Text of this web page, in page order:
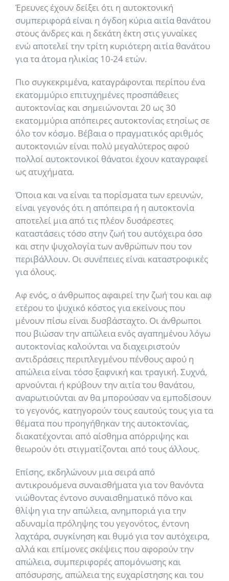
Έρευνες έχουν δείξει ότι η αυτοκτονική
συμπεριφορά είναι η όγδοη κύρια αιτία θανάτου
στους άνδρες και η δεκάτη έκτη στις γυναίκες
ενώ αποτελεί την τρίτη κυριότερη αιτία θανάτου
για τα άτομα ηλικίας 10-24 ετών.
Πιο συγκεκριμένα, καταγράφονται περίπου ένα
εκατομμύριο επιτυχημένες προσπάθειες
αυτοκτονίας και σημειώνονται 20 ως 30
εκατομμύρια απόπειρες αυτοκτονίας ετησίως σε
όλο τον κόσμο. Βέβαια ο πραγματικός αριθμός
αυτοκτονιών είναι πολύ μεγαλύτερος αφού
πολλοί αυτοκτονικοί θάνατοι έχουν καταγραφεί
ως ατυχήματα.
Όποια και να είναι τα πορίσματα των ερευνών,
είναι γεγονός ότι η απόπειρα ή η αυτοκτονία
αποτελεί μια από τις πλέον δυσάρεστες
καταστάσεις τόσο στην ζωή του αυτόχειρα όσο
και στην ψυχολογία των ανθρώπων που τον
περιβάλλουν. Οι συνέπειες είναι καταστροφικές
για όλους.
Αφ ενός, ο άνθρωπος αφαιρεί την ζωή του και αφ
ετέρου το ψυχικό κόστος για εκείνους που
μένουν πίσω είναι δυσβάσταχτο. Οι άνθρωποι
που βιώσαν την απώλεια ενός αγαπημένου λόγω
αυτοκτονίας καλούνται να διαχειριστούν
αντιδράσεις περιπλεγμένου πένθους αφού η
απώλεια είναι τόσο ξαφνική και τραγική. Συχνά,
αρνούνται ή κρύβουν την αιτία του θανάτου,
αναρωτιούνται αν θα μπορούσαν να εμποδίσουν
το γεγονός, κατηγορούν τους εαυτούς τους για τα
θέματα που προηγήθηκαν της αυτοκτονίας,
διακατέχονται από αίσθημα απόρριψης και
θεωρούν ότι στιγματίζονται από τους άλλους.
Επίσης, εκδηλώνουν μια σειρά από
αντικρουόμενα συναισθήματα για τον θανόντα
νιώθοντας έντονο συναισθηματικό πόνο και
θλίψη για την απώλεια, ανημποριά για την
αδυναμία πρόληψης του γεγονότος, έντονη
λαχτάρα, συγκίνηση και θυμό για τον αυτόχειρα,
αλλά και επίμονες σκέψεις που αφορούν την
απώλεια, συμπεριφορές απομόνωσης και
απόσυρσης, απώλεια της ευχαρίστησης και του